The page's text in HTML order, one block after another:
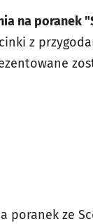
na poranek
z
poranek ze